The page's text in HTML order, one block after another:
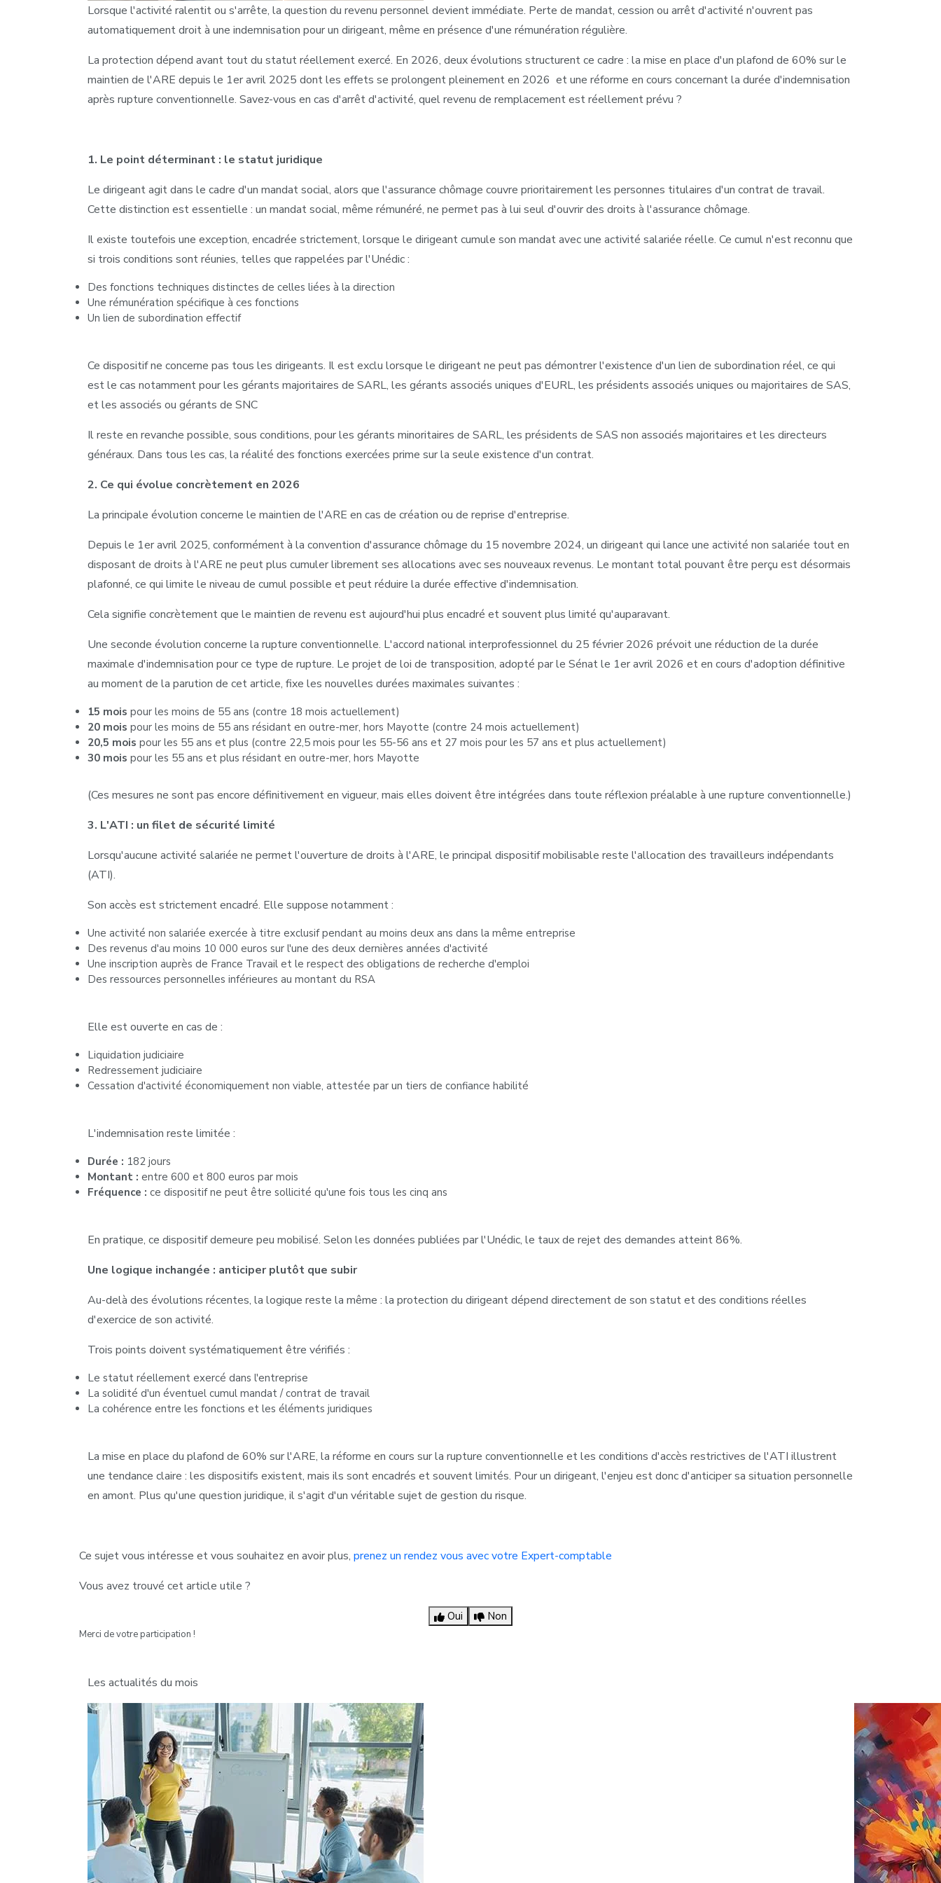
Lorsque l'activité ralentit ou s'arrête, la question du revenu personnel devient immédiate. Perte de mandat, cession ou arrêt d'activité n'ouvrent pas
automatiquement droit à une indemnisation pour un dirigeant, même en présence d'une rémunération régulière.
La protection dépend avant tout du statut réellement exercé. En 2026, deux évolutions structurent ce cadre : la mise en place d'un plafond de 60% sur le
maintien de l'ARE depuis le 1er avril 2025 dont les effets se prolongent pleinement en 2026 et une réforme en cours concernant la durée d'indemnisation
après rupture conventionnelle. Savez-vous en cas d'arrêt d'activité, quel revenu de remplacement est réellement prévu ?
1. Le point déterminant : le statut juridique
Le dirigeant agit dans le cadre d'un mandat social, alors que l'assurance chômage couvre prioritairement les personnes titulaires d'un contrat de travail.
Cette distinction est essentielle : un mandat social, même rémunéré, ne permet pas à lui seul d'ouvrir des droits à l'assurance chômage.
Il existe toutefois une exception, encadrée strictement, lorsque le dirigeant cumule son mandat avec une activité salariée réelle. Ce cumul n'est reconnu que
si trois conditions sont réunies, telles que rappelées par l'Unédic :
Des fonctions techniques distinctes de celles liées à la direction
Une rémunération spécifique à ces fonctions
Un lien de subordination effectif
Ce dispositif ne concerne pas tous les dirigeants. Il est exclu lorsque le dirigeant ne peut pas démontrer l'existence d'un lien de subordination réel, ce qui
est le cas notamment pour les gérants majoritaires de SARL, les gérants associés uniques d'EURL, les présidents associés uniques ou majoritaires de SAS,
et les associés ou gérants de SNC
Il reste en revanche possible, sous conditions, pour les gérants minoritaires de SARL, les présidents de SAS non associés majoritaires et les directeurs
généraux. Dans tous les cas, la réalité des fonctions exercées prime sur la seule existence d'un contrat.
2. Ce qui évolue concrètement en 2026
La principale évolution concerne le maintien de l'ARE en cas de création ou de reprise d'entreprise.
Depuis le 1er avril 2025, conformément à la convention d'assurance chômage du 15 novembre 2024, un dirigeant qui lance une activité non salariée tout en
disposant de droits à l'ARE ne peut plus cumuler librement ses allocations avec ses nouveaux revenus. Le montant total pouvant être perçu est désormais
plafonné, ce qui limite le niveau de cumul possible et peut réduire la durée effective d'indemnisation.
Cela signifie concrètement que le maintien de revenu est aujourd'hui plus encadré et souvent plus limité qu'auparavant.
Une seconde évolution concerne la rupture conventionnelle. L'accord national interprofessionnel du 25 février 2026 prévoit une réduction de la durée
maximale d'indemnisation pour ce type de rupture. Le projet de loi de transposition, adopté par le Sénat le 1er avril 2026 et en cours d'adoption définitive
au moment de la parution de cet article, fixe les nouvelles durées maximales suivantes :
15 mois pour les moins de 55 ans (contre 18 mois actuellement)
20 mois pour les moins de 55 ans résidant en outre-mer, hors Mayotte (contre 24 mois actuellement)
20,5 mois pour les 55 ans et plus (contre 22,5 mois pour les 55-56 ans et 27 mois pour les 57 ans et plus actuellement)
30 mois pour les 55 ans et plus résidant en outre-mer, hors Mayotte
(Ces mesures ne sont pas encore définitivement en vigueur, mais elles doivent être intégrées dans toute réflexion préalable à une rupture conventionnelle.)
3. L'ATI : un filet de sécurité limité
Lorsqu'aucune activité salariée ne permet l'ouverture de droits à l'ARE, le principal dispositif mobilisable reste l'allocation des travailleurs indépendants
(ATI).
Son accès est strictement encadré. Elle suppose notamment :
Une activité non salariée exercée à titre exclusif pendant au moins deux ans dans la même entreprise
Des revenus d'au moins 10 000 euros sur l'une des deux dernières années d'activité
Une inscription auprès de France Travail et le respect des obligations de recherche d'emploi
Des ressources personnelles inférieures au montant du RSA
Elle est ouverte en cas de :
Liquidation judiciaire
Redressement judiciaire
Cessation d'activité économiquement non viable, attestée par un tiers de confiance habilité
L'indemnisation reste limitée :
Durée : 182 jours
Montant : entre 600 et 800 euros par mois
Fréquence : ce dispositif ne peut être sollicité qu'une fois tous les cinq ans
En pratique, ce dispositif demeure peu mobilisé. Selon les données publiées par l'Unédic, le taux de rejet des demandes atteint 86%.
Une logique inchangée : anticiper plutôt que subir
Au-delà des évolutions récentes, la logique reste la même : la protection du dirigeant dépend directement de son statut et des conditions réelles
d'exercice de son activité.
Trois points doivent systématiquement être vérifiés :
Le statut réellement exercé dans l'entreprise
La solidité d'un éventuel cumul mandat / contrat de travail
La cohérence entre les fonctions et les éléments juridiques
La mise en place du plafond de 60% sur l'ARE, la réforme en cours sur la rupture conventionnelle et les conditions d'accès restrictives de l'ATI illustrent
une tendance claire : les dispositifs existent, mais ils sont encadrés et souvent limités. Pour un dirigeant, l'enjeu est donc d'anticiper sa situation personnelle
en amont. Plus qu'une question juridique, il s'agit d'un véritable sujet de gestion du risque.
Ce sujet vous intéresse et vous souhaitez en avoir plus,prenez un rendez vous avec votre Expert-comptable
Vous avez trouvé cet article utile ?
Oui Non
Merci de votre participation !
Les actualités du mois